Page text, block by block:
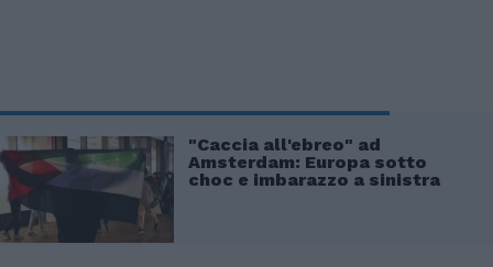
"Caccia all'ebreo" ad
Amsterdam: Europa sotto
choc e imbarazzo a sinistra